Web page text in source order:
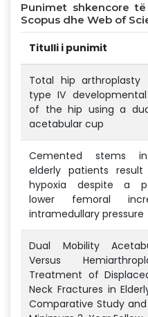
Punimet shkencore
Scopus dhe Web of
Titulli i punimit
Total hip arthroplasty
type IV
of the hip using a
acetabular cup
Cemented stems
elderly patients
hypoxia despite a
lower femoral
intramedullary pressure
Dual Mobility
Versus
Treatment of
Neck Fractures in
Comparative Study and